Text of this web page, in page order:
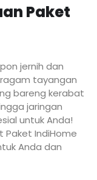
Paket
jernih dan
tayangan
bareng kerabat
jaringan
untuk Anda!
Paket IndiHome
Anda dan